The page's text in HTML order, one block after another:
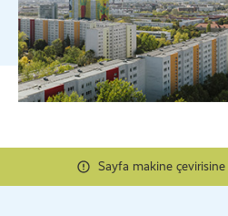
Sayfa makine